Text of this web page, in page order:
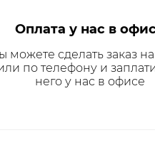
Оплата у нас в
можете сделать заказ
по телефону и
него у нас в офисе